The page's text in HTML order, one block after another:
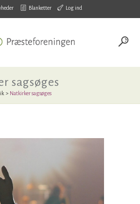
Blanketter Log ind
sagsøges
> Natkirker sagsøges